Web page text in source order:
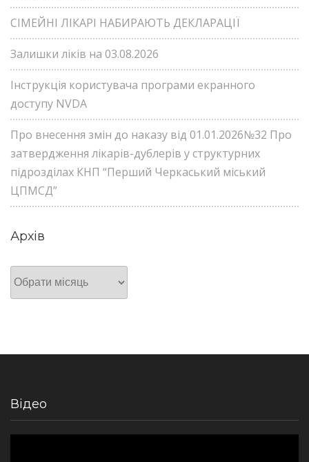
СІМЕЙНІ ЛІКАРІ НАБИРАЮТЬ ДЕКЛАРАЦІЇ
Залишки ліків на 03.08.2026
Інструкція користувача програми екранного
доступу NVDA
Про внесення змін до наказу від 01.01.2026№32 Про
затвердження лікарів-дублерів у структурних
підрозділах КНП “Перший Черкаський міський
ЦПМСД”
Архів
Архів
Відео